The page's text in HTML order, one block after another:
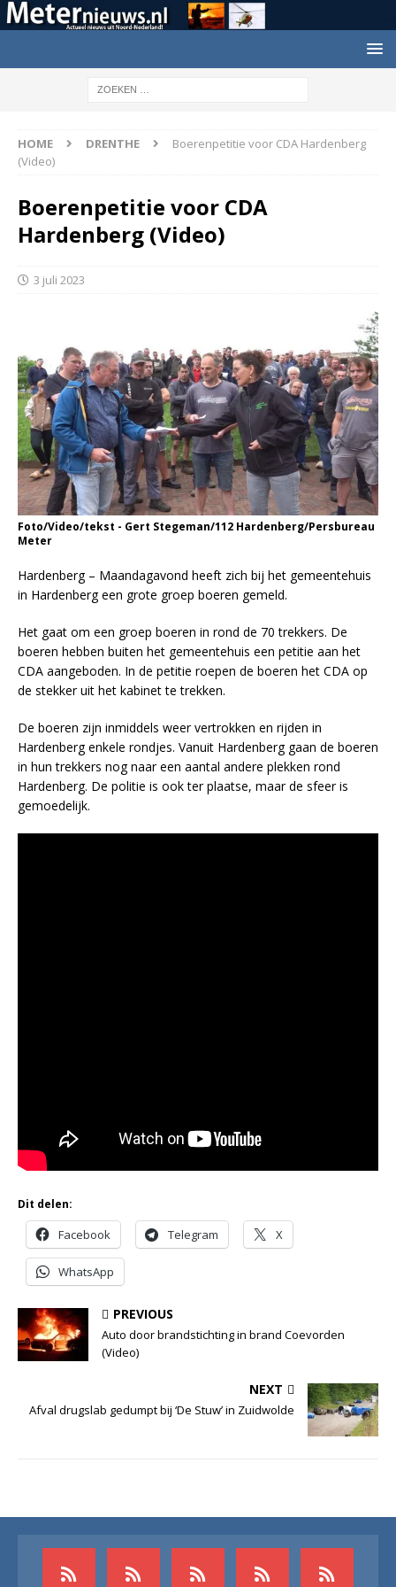
HOME DRENTHE
Boerenpetitie voor CDA Hardenberg
(Video)
Boerenpetitie voor CDA
Hardenberg (Video)
3 juli 2023
Foto/Video/tekst - Gert Stegeman/112 Hardenberg/Persbureau
Meter
Hardenberg – Maandagavond heeft zich bij het gemeentehuis
in Hardenberg een grote groep boeren gemeld.
Het gaat om een groep boeren in rond de 70 trekkers. De
boeren hebben buiten het gemeentehuis een petitie aan het
CDA aangeboden. In de petitie roepen de boeren het CDA op
de stekker uit het kabinet te trekken.
De boeren zijn inmiddels weer vertrokken en rijden in
Hardenberg enkele rondjes. Vanuit Hardenberg gaan de boeren
in hun trekkers nog naar een aantal andere plekken rond
Hardenberg. De politie is ook ter plaatse, maar de sfeer is
gemoedelijk.
Dit delen:
Facebook Telegram X
WhatsApp
PREVIOUS
Auto door brandstichting in brand Coevorden
(Video)
NEXT
Afval drugslab gedumpt bij ‘De Stuw’ in Zuidwolde